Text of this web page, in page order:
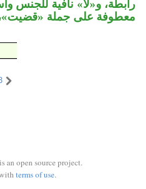
رابطة، و«لا» نافية للجنس
معطوفة على جملة «قضيت»،
an open source project.
terms of use.